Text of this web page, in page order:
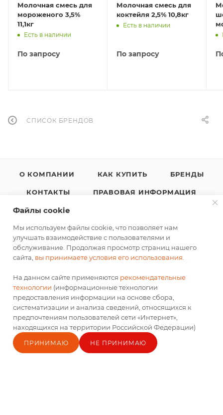
Молочная смесь для
мороженого 3,5%
11,1кг
Есть в наличии
По запросу
Молочная смесь для
коктейля 2,5% 10,8кг
Есть в наличии
По запросу
СПИСОК БРЕНДОВ
О КОМПАНИИ КАК КУПИТЬ БРЕНДЫ
КОНТАКТЫ ПРАВОВАЯ ИНФОРМАЦИЯ
ПОЛИТИКА В ОТНОШЕНИИ ПЕРСОНАЛЬНЫХ
РЕКОМЕНДАТЕЛЬНЫЕ ТЕХНОЛОГИИ
+7 963 350 66 99
b2b@td-ok.ru
г. Калининград, ул. Камская, 63
Файлы cookie
Мы используем файлы cookie, что позволяет нам
улучшать взаимодействие с пользователями и
обслуживание. Продолжая просмотр страниц нашего
сайта, вы принимаете условия его использования.
На данном сайте применяются рекомендательные
технологии (информационные технологии
предоставления информации на основе сбора,
систематизации и анализа сведений, относящихся к
предпочтениям пользователей сети «Интернет»,
находящихся на территории Российской Федерации)
ПРИНИМАЮ
НЕ ПРИНИМАЮ
Главная
Каталог Кабинет Блог